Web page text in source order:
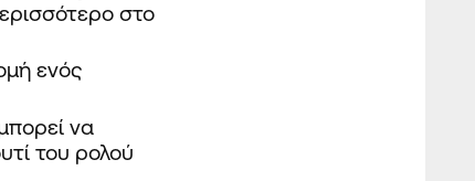
στο
ενός
να
του ρολού